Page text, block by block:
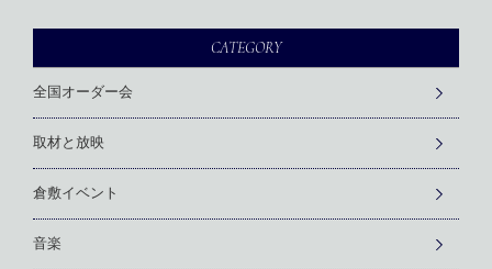
CATEGORY
全国オーダー会
取材と放映
倉敷イベント
音楽